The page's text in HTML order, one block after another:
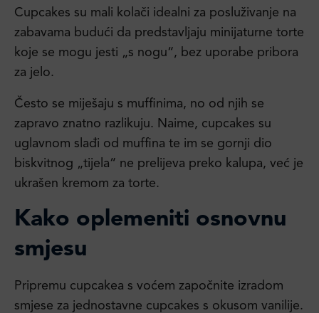
Cupcakes su mali kolači idealni za posluživanje na
zabavama budući da predstavljaju minijaturne torte
koje se mogu jesti „s nogu“, bez uporabe pribora
za jelo.
Često se miješaju s muffinima, no od njih se
zapravo znatno razlikuju. Naime, cupcakes su
uglavnom slađi od muffina te im se gornji dio
biskvitnog „tijela“ ne prelijeva preko kalupa, već je
ukrašen kremom za torte.
Kako oplemeniti osnovnu
smjesu
Pripremu cupcakea s voćem započnite izradom
smjese za jednostavne cupcakes s okusom vanilije.